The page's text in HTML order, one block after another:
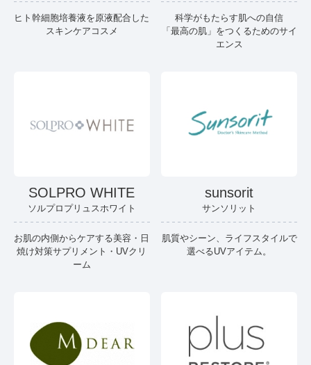
ヒト幹細胞培養液を原液配合した
スキンケアコスメ
科学がもたらす肌への自信
「最高の肌」をつくるためのサイ
エンス
SOLPRO WHITE
ソルプロプリュスホワイト
お肌の内側からケアする美容・日
焼け対策サプリメント・UVクリ
ーム
sunsorit
サンソリット
肌質やシーン、ライフスタイルで
選べるUVアイテム。